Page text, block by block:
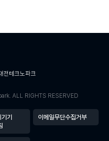
전테크노파크
ALL RIGHTS RESERVED
기
이메일무단수집거부